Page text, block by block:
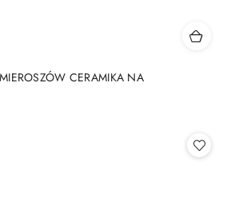
CERAMIKA NA